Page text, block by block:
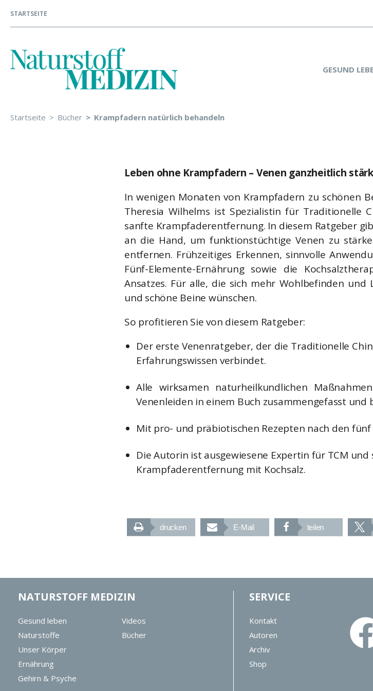
STARTSEITE
GESUND
Startseite Bücher Krampfadern natürlich behandeln
Leben ohne Krampfadern – Venen ganzheitlich
In wenigen Monaten von Krampfadern zu schönen
Theresia Wilhelms ist Spezialistin für Traditionelle
sanfte Krampfaderentfernung. In diesem Ratgeber
an die Hand, um funktionstüchtige Venen zu
entfernen. Frühzeitiges Erkennen, sinnvolle
Fünf-Elemente-Ernährung sowie die
Ansatzes. Für alle, die sich mehr Wohlbefinden
und schöne Beine wünschen.
So profitieren Sie von diesem Ratgeber:
Der erste Venenratgeber, der die Traditionelle
Erfahrungswissen verbindet.
Alle wirksamen naturheilkundlichen
Venenleiden in einem Buch zusammengefasst und
Mit pro- und präbiotischen Rezepten nach den fünf
Die Autorin ist ausgewiesene Expertin für TCM und
Krampfaderentfernung mit Kochsalz.
drucken E-Mail teilen
NATURSTOFF MEDIZIN
Gesund leben
Naturstoffe
Unser Körper
Ernährung
Gehirn & Psyche
Videos
Bücher
SERVICE
Kontakt
Autoren
Archiv
Shop